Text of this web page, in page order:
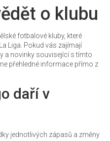
v
c
i
o klubu
fotbalové kluby, které
Liga. Pokud vás zajímají
a novinky související s tímto
přehledné informace přímo z
daří v
jednotlivých zápasů a změny